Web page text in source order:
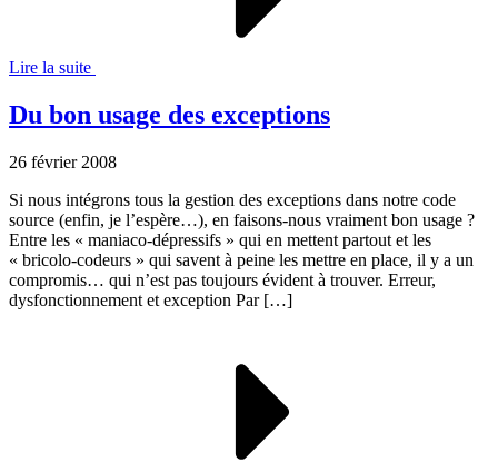
Lire la suite
Du bon usage des exceptions
26 février 2008
Si nous intégrons tous la gestion des exceptions dans notre code
source (enfin, je l’espère…), en faisons-nous vraiment bon usage ?
Entre les « maniaco-dépressifs » qui en mettent partout et les
« bricolo-codeurs » qui savent à peine les mettre en place, il y a un
compromis… qui n’est pas toujours évident à trouver. Erreur,
dysfonctionnement et exception Par […]